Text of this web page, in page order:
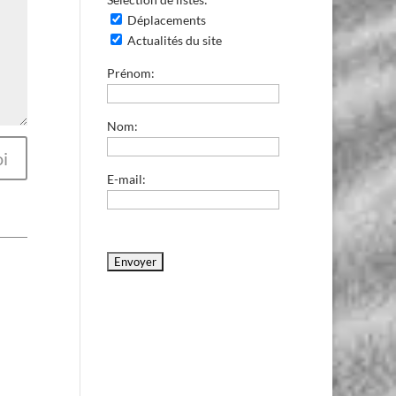
Déplacements
Actualités du site
Prénom:
Nom:
E-mail: